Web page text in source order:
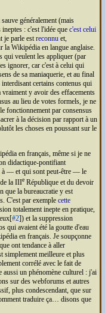
généralement (mais
: c'est l'idée que c'est celui
je parle est reconnu et,
la Wikipédia en langue anglaise.
qui veulent les appliquer (par
ignorer, car c'est à celui qui
de sa maniaquerie, et au final
certains contenus qui
y avoir des effacements
au lieu de votes formels, je ne
fonctionnement par consensus
à la décision par rapport à un
les choses en poussant sur le
en français, même si je ne
didactique-pontifiant
à — et qui sont peut-être — le
la IIIeRépublique et du devoir
que la bureaucratie y est
C'est par exemple cette
totalement inepte en pratique,
#2]) et la suppression
qui avaient été la goutte d'eau
en français. Je soupçonne
ont tendance à aller
simplement meilleure et plus
corrélé avec le fait de
un phénomène culturel : j'ai
sur des webforums et autres
plus condescendant, que sur
traduire ça… disons que